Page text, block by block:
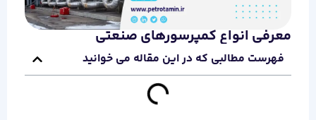
معرفی انواع کمپرسورهای صنعتی
فهرست مطالبی که در این مقاله می خوانید